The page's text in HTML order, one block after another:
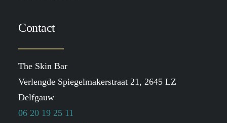
Contact
The Skin Bar
Verlengde Spiegelmakerstraat 21, 2645 LZ
Delfgauw
06 20 19 25 11